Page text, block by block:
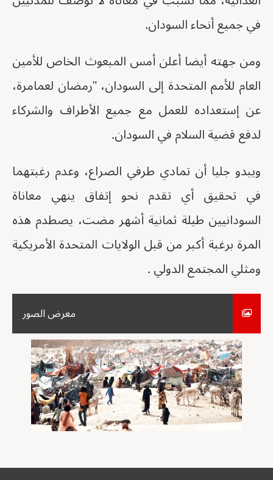
في جميع أنحاء السودان.
ومن جهته أيضا أعلن أمس المبعوث الخاص للأمين
العام للأمم المتحدة إلى السودان، "رمضان لعمامرة،
عن إستعداده للعمل مع جميع الأطراف والشركاء
لدفع قضية السلام في السودان.
ويبدو جليا أن تمادي طرفي الصراع، وعدم رغبتهما
في تحقيق أي تقدم نحو إتفاق ينهي معاناة
السودانيين طيلة ثمانية أشهر مضت، يصطدم هذه
المرة برغبة أكبر من قبل الولايات المتحدة الأمريكية
ومثلي المجتمع الدولي .
معرض الصور